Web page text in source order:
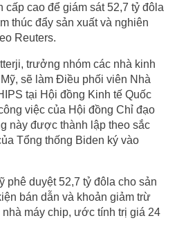
cấp cao để giám sát 52,7 tỷ đôla
thúc đẩy sản xuất và nghiên
Reuters.
trưởng nhóm các nhà kinh
sẽ làm Điều phối viên Nhà
tại Hội đồng Kinh tế Quốc
việc của Hội đồng Chỉ đạo
này được thành lập theo sắc
Tổng thống Biden ký vào
phê duyệt 52,7 tỷ đôla cho sản
bán dẫn và khoản giảm trừ
máy chip, ước tính trị giá 24